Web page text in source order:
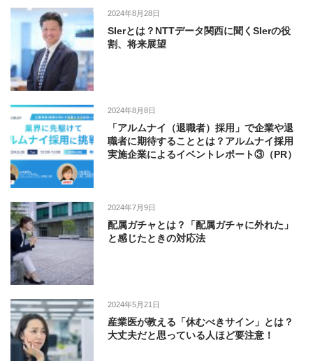
2024年8月28日
SIerとは？NTTデータ関西に聞くSIerの役
割、将来展望
2024年8月8日
「アルムナイ（退職者）採用」で企業や退
職者に期待することとは？アルムナイ採用
実施企業によるイベントレポート③（PR）
2024年7月9日
配属ガチャとは？「配属ガチャに外れた」
と感じたときの対応法
2024年5月21日
産業医が教える「休むべきサイン」とは？
大丈夫だと思っている人ほど要注意！